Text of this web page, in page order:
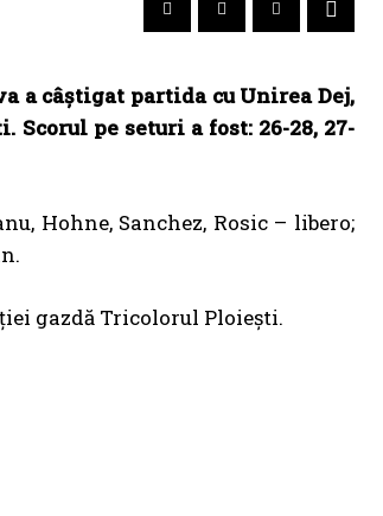
a câștigat partida cu Unirea Dej,
pe seturi a fost: 26-28, 27-
Hohne, Sanchez, Rosic – libero;
gazdă Tricolorul Ploiești.